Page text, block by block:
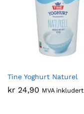
Tine Yoghurt Naturel
kr 24,90 MVA inkludert